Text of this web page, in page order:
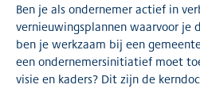
Ben je als ondernemer actief in
vernieuwingsplannen waarvoor je
ben je werkzaam bij een
een ondernemersinitiatief moet
visie en kaders? Dit zijn de